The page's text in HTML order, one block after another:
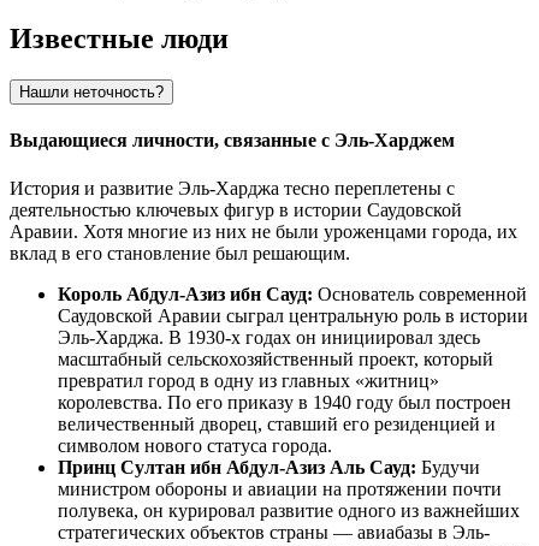
Известные люди
Нашли неточность?
Выдающиеся личности, связанные с Эль-Харджем
История и развитие Эль-Харджа тесно переплетены с
деятельностью ключевых фигур в истории Саудовской
Аравии. Хотя многие из них не были уроженцами города, их
вклад в его становление был решающим.
Король Абдул-Азиз ибн Сауд: Основатель современной
Саудовской Аравии сыграл центральную роль в истории
Эль-Харджа. В 1930-х годах он инициировал здесь
масштабный сельскохозяйственный проект, который
превратил город в одну из главных «житниц»
королевства. По его приказу в 1940 году был построен
величественный дворец, ставший его резиденцией и
символом нового статуса города.
Принц Султан ибн Абдул-Азиз Аль Сауд: Будучи
министром обороны и авиации на протяжении почти
полувека, он курировал развитие одного из важнейших
стратегических объектов страны — авиабазы в Эль-